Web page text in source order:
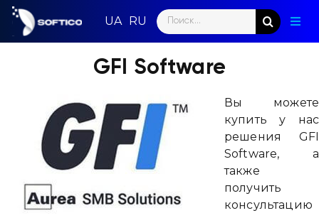
Skip
content
Search
for:
GFI Software
Вы можете
купить у нас
решения GFI
Software, а
также
получить
консультацию